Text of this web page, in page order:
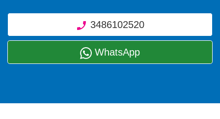
3486102520
WhatsApp